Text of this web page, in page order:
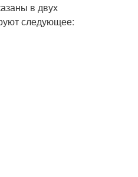
в двух
следующее: